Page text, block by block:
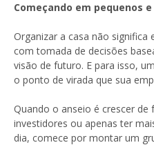
Começando em pequenos
Organizar a casa não
com tomada de decisões
visão de futuro. E para isso,
o ponto de virada que sua
Quando o anseio é crescer
investidores ou apenas ter
dia, comece por montar um